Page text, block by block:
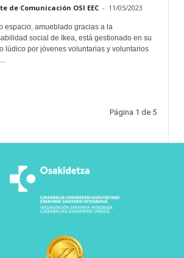
de Comunicación OSI EEC - 11/05/2023
espacio, amueblado gracias a la
social de Ikea, está gestionado en su
lúdico por jóvenes voluntarias y voluntarios
Página 1 de 5